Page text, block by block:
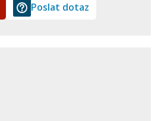
Poslat dotaz